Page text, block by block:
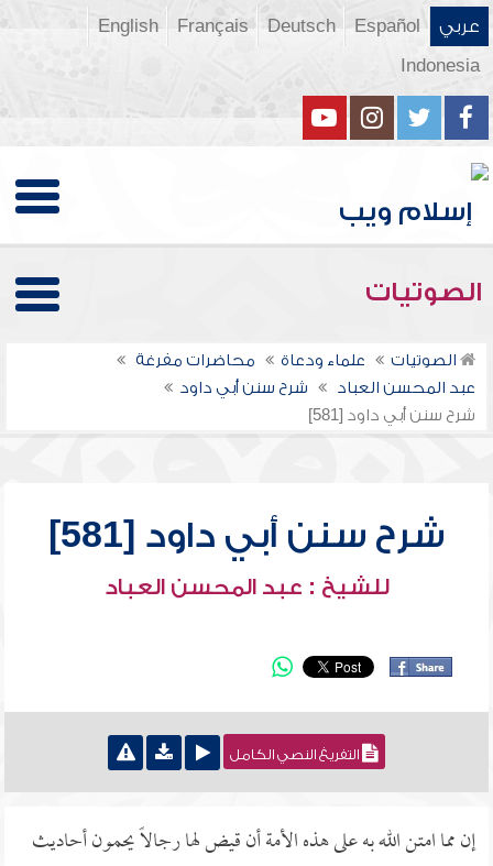
عربي Español
Deutsch
Français
English
Indonesia
الصوتيات
الصوتيات علماء ودعاة
محاضرات مفرغة
عبد المحسن العباد
شرح سنن أبي داود
شرح سنن أبي داود [581]
شرح سنن أبي داود [581]
للشيخ : عبد المحسن العباد
التفريغ النصي الكامل
إن مما امتن الله به على هذه الأمة أن قيض لها رجالاً يحمون أحاديث